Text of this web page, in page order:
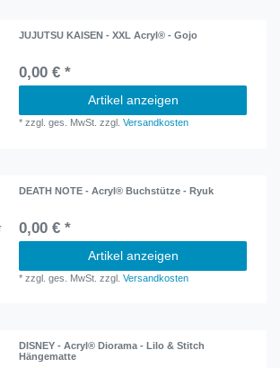
JUJUTSU KAISEN - XXL Acryl® - Gojo
0,00 € *
Artikel anzeigen
*zzgl. ges. MwSt. zzgl.Versandkosten
DEATH NOTE - Acryl® Buchstütze - Ryuk
0,00 € *
Artikel anzeigen
*zzgl. ges. MwSt. zzgl.Versandkosten
DISNEY - Acryl® Diorama - Lilo & Stitch
Hängematte